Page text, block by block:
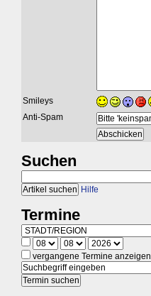
Smileys
Anti-Spam
Suchen
Hilfe
Termine
vergangene Termine anzeigen